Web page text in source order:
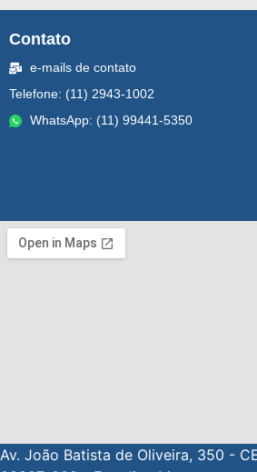
Contato
e-mails de contato
Telefone: (11) 2943-1002
WhatsApp: (11) 99441-5350
Av. João Batista de Oliveira, 350 -